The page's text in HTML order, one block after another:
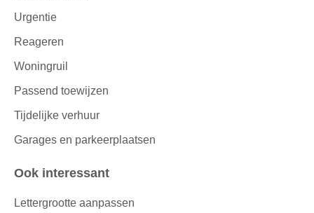
Urgentie
Reageren
Woningruil
Passend toewijzen
Tijdelijke verhuur
Garages en parkeerplaatsen
Ook interessant
Lettergrootte aanpassen